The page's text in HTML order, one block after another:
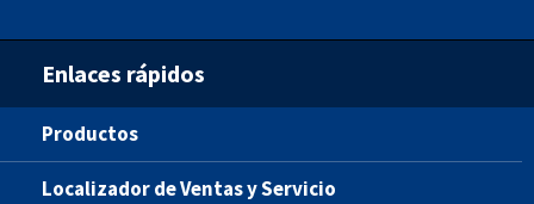
Enlaces rápidos
Productos
Localizador de Ventas y Servicio